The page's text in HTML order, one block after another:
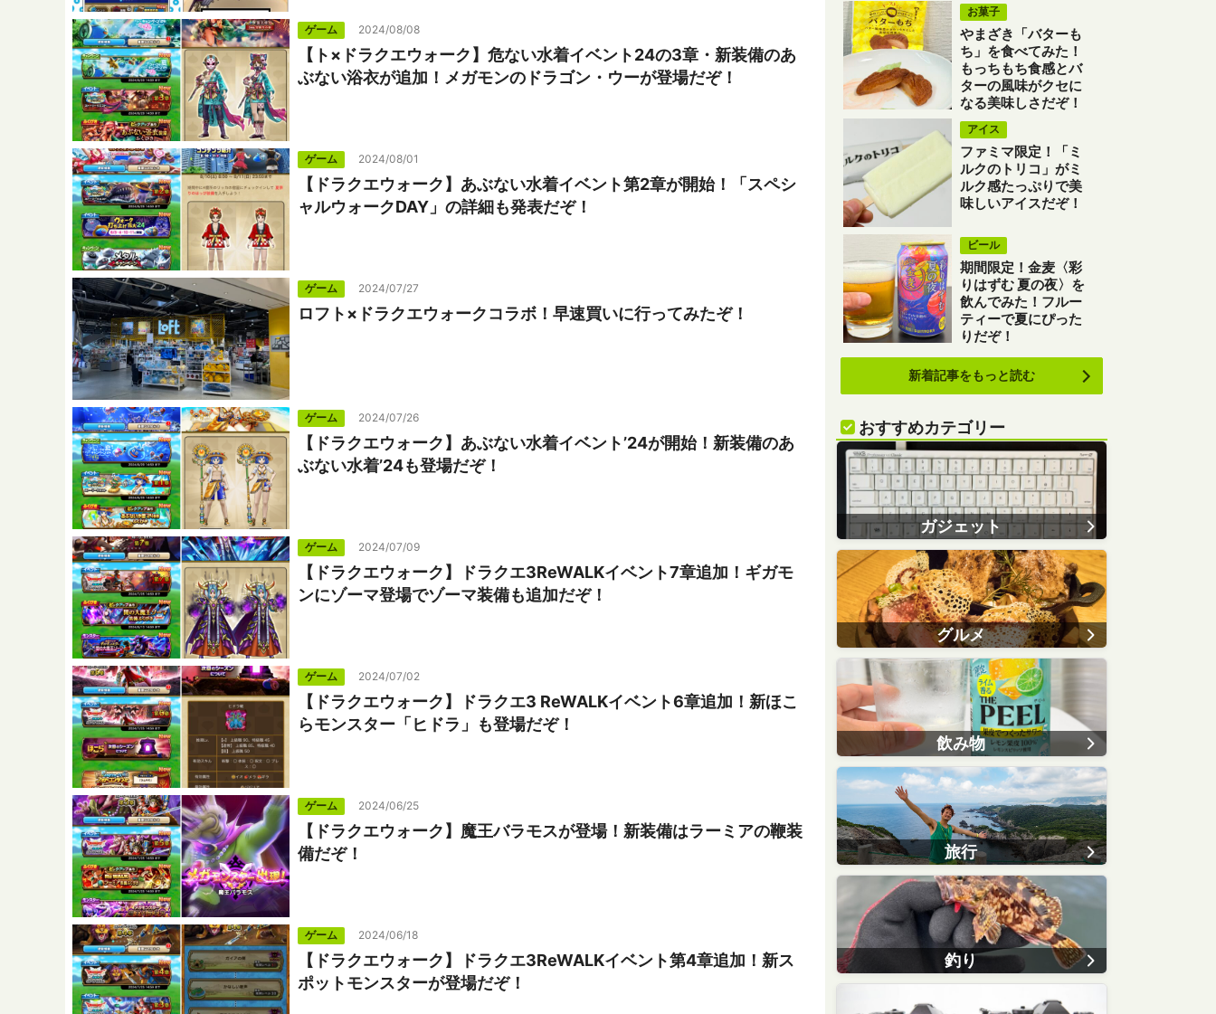
ゲーム 2024/08/08
【ト×ドラクエウォーク】危ない水着イベント24の3章・新装備のあ
ぶない浴衣が追加！メガモンのドラゴン・ウーが登場だぞ！
ゲーム 2024/08/01
【ドラクエウォーク】あぶない水着イベント第2章が開始！「スペシ
ャルウォークDAY」の詳細も発表だぞ！
ゲーム 2024/07/27
ロフト×ドラクエウォークコラボ！早速買いに行ってみたぞ！
ゲーム 2024/07/26
【ドラクエウォーク】あぶない水着イベント’24が開始！新装備のあ
ぶない水着’24も登場だぞ！
ゲーム 2024/07/09
【ドラクエウォーク】ドラクエ3ReWALKイベント7章追加！ギガモ
ンにゾーマ登場でゾーマ装備も追加だぞ！
ゲーム 2024/07/02
【ドラクエウォーク】ドラクエ3 ReWALKイベント6章追加！新ほこ
らモンスター「ヒドラ」も登場だぞ！
ゲーム 2024/06/25
【ドラクエウォーク】魔王バラモスが登場！新装備はラーミアの鞭装
備だぞ！
ゲーム 2024/06/18
【ドラクエウォーク】ドラクエ3ReWALKイベント第4章追加！新ス
ポットモンスターが登場だぞ！
お菓子
やまざき「バターも
ち」を食べてみた！
もっちもち食感とバ
ターの風味がクセに
なる美味しさだぞ！
アイス
ファミマ限定！「ミ
ルクのトリコ」がミ
ルク感たっぷりで美
味しいアイスだぞ！
ビール
期間限定！金麦〈彩
りはずむ 夏の夜〉を
飲んでみた！フルー
ティーで夏にぴった
りだぞ！
新着記事をもっと読む
おすすめカテゴリー
ガジェット
グルメ
飲み物
旅行
釣り